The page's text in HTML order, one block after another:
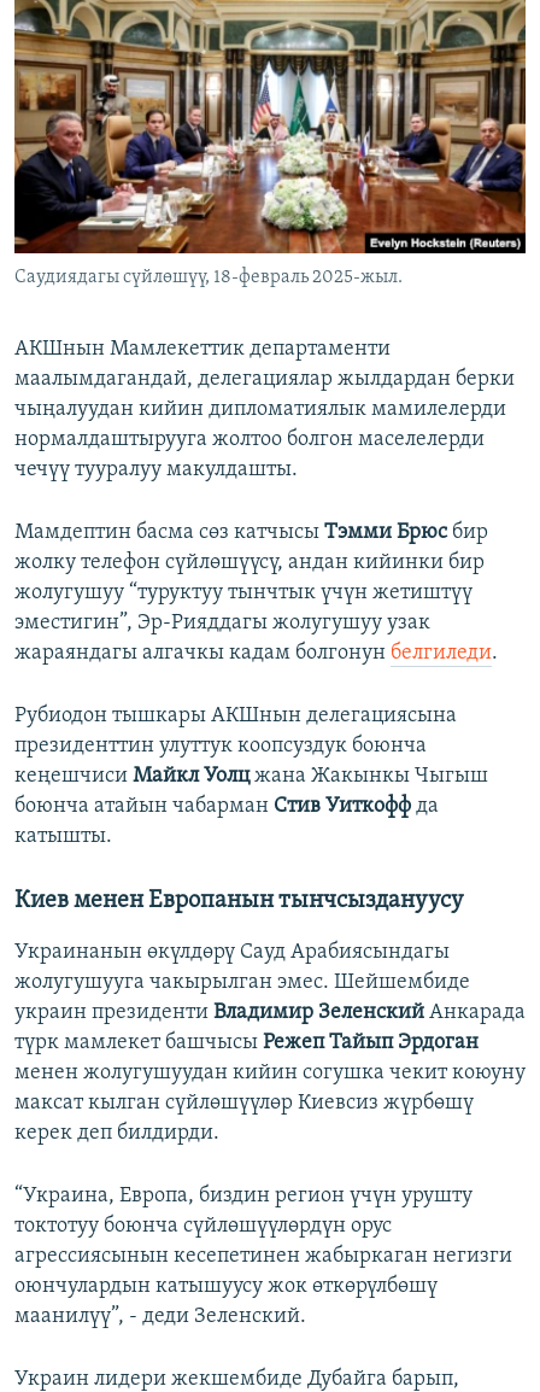
Саудиядагы сүйлөшүү, 18-февраль 2025-жыл.
АКШнын Мамлекеттик департаменти
маалымдагандай, делегациялар жылдардан берки
чыңалуудан кийин дипломатиялык мамилелерди
нормалдаштырууга жолтоо болгон маселелерди
чечүү тууралуу макулдашты.
Мамдептин басма сөз катчысы Тэмми Брюсбир
жолку телефон сүйлөшүүсү, андан кийинки бир
жолугушуу “туруктуу тынчтык үчүн жетиштүү
эместигин”, Эр-Рияддагы жолугушуу узак
жараяндагы алгачкы кадам болгонун белгиледи.
Рубиодон тышкары АКШнын делегациясына
президенттин улуттук коопсуздук боюнча
кеңешчиси Майкл Уолцжана Жакынкы Чыгыш
боюнча атайын чабарман Стив Уиткофф да
катышты.
Киев менен Европанын тынчсыздануусу
Украинанын өкүлдөрү Сауд Арабиясындагы
жолугушууга чакырылган эмес. Шейшембиде
украин президенти Владимир Зеленский Анкарада
түрк мамлекет башчысы Режеп Тайып Эрдоган
менен жолугушуудан кийин согушка чекит коюуну
максат кылган сүйлөшүүлөр Киевсиз жүрбөшү
керек деп билдирди.
“Украина, Европа, биздин регион үчүн урушту
токтотуу боюнча сүйлөшүүлөрдүн орус
агрессиясынын кесепетинен жабыркаган негизги
оюнчулардын катышуусу жок өткөрүлбөшү
маанилүү”, - деди Зеленский.
Украин лидери жекшембиде Дубайга барып,